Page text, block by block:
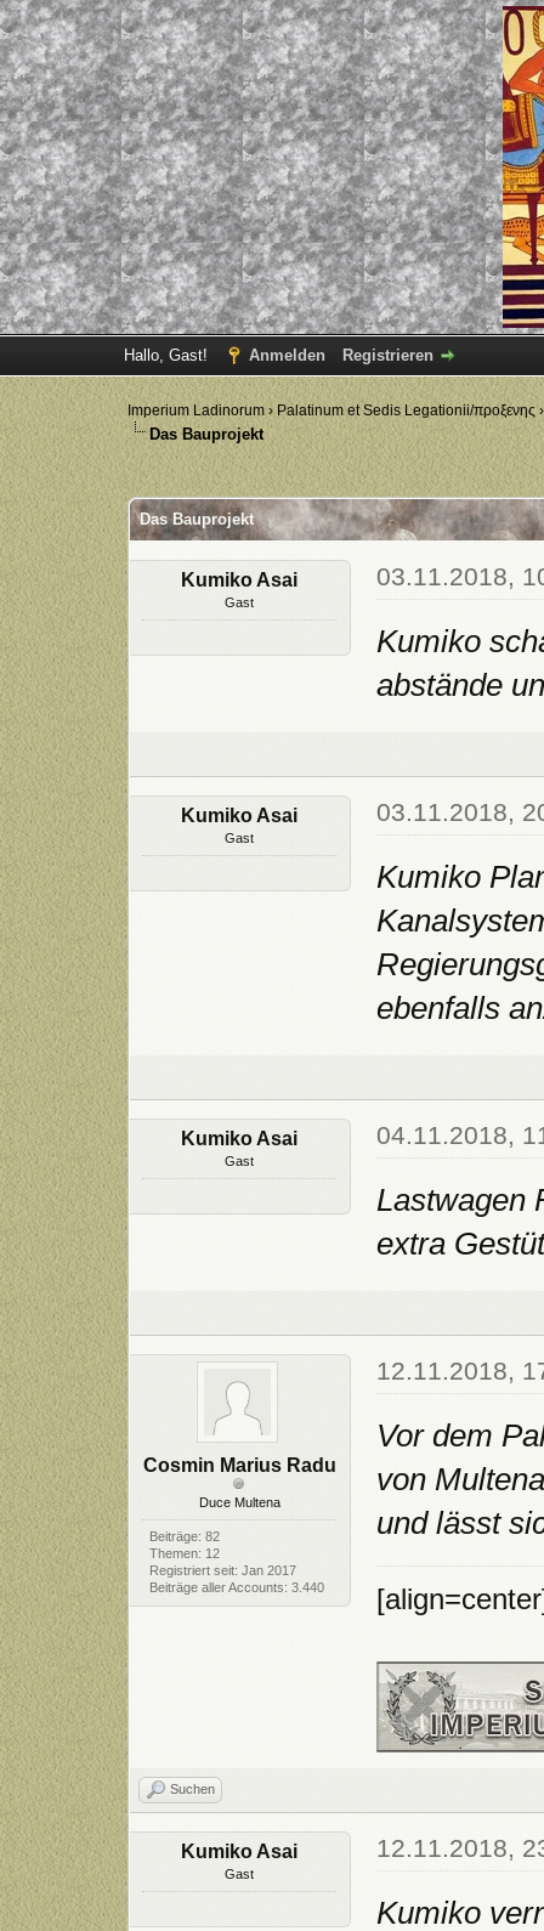
Hallo, Gast! Anmelden Registrieren
Imperium Ladinorum› Palatinum et Sedis Legationii/προξενης
Das Bauprojekt
0 Bewertung(en) - 0 im Durchschnitt
12345
Das Bauprojekt
Kumiko Asai
Gast
03.11.2018,
Kumiko
abstände
Kumiko Asai
Gast
03.11.2018,
Kumiko
ebenfalls
Kumiko Asai
Gast
04.11.2018,
Lastwagen
extra
Cosmin Marius Radu
Duce Multena
Beiträge: 82
Themen: 12
Registriert seit: Jan 2017
Beiträge aller Accounts: 3.440
12.11.2018,
Vor dem
von
und lässt
Suchen
Kumiko Asai
Gast
12.11.2018,
Kumiko